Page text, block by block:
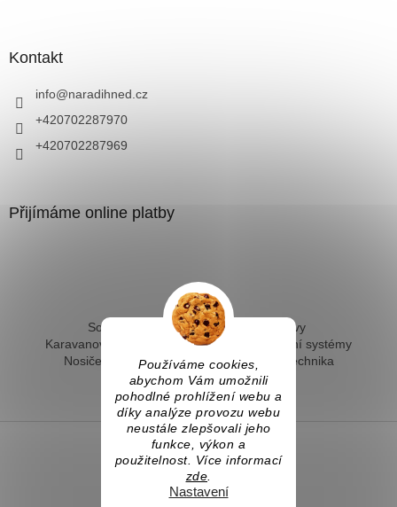
Používáme cookies,
abychom Vám umožnili
pohodlné prohlížení webu a
díky analýze provozu webu
neustále zlepšovali jeho
funkce, výkon a
použitelnost. Více informací
zde.
Nastavení
Kontakt
info@naradihned.cz
+420702287970
+420702287969
Přijímáme online platby
Solární ohřev vody - kompletní sestavy
Karavanové solární systémy
Ostrovní solární systémy
Nosiče kol na tažné
Hevery a dílenská technika
Fotovoltaický ohřev vody
Vytvořil Shoptet